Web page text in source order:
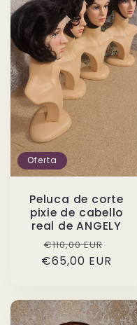
Oferta
Peluca de corte
pixie de cabello
real de ANGELY
Precio
habitual
€110,00 EURPrecio
de
€65,00 EUR